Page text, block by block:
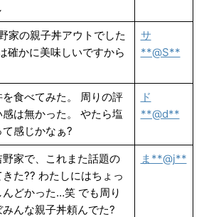
家の親子丼アウトでした
かに美味しいですから
サ
**@S**
食べてみた。 周りの評
は無かった。 やたら塩
感じかなぁ?
ド
**@d**
家で、これまた話題の
た?? わたしにはちょっ
どかった…笑 でも周り
んな親子丼頼んでた?
ま**@j**